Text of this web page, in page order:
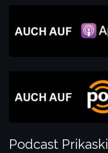
Podcast Prikaski